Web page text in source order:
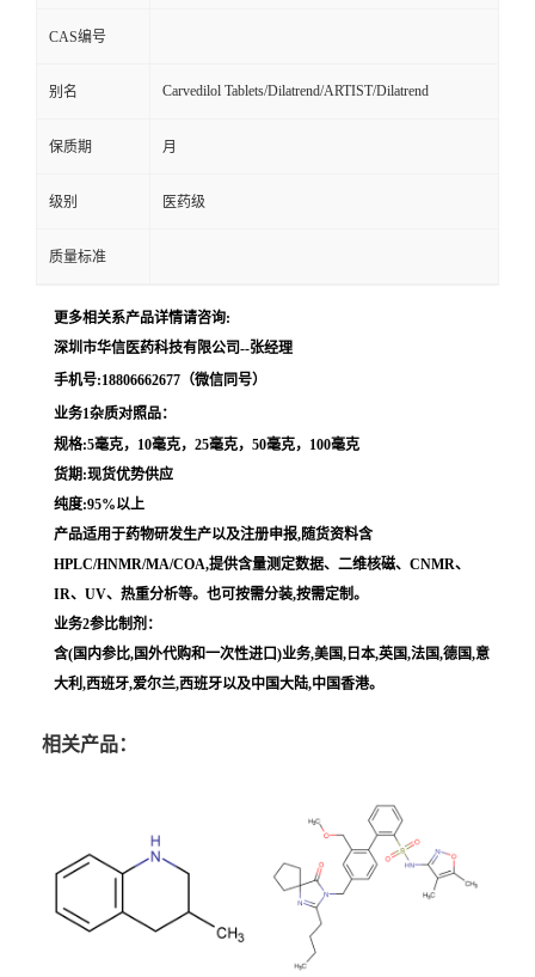
CAS编号
别名 Carvedilol Tablets/Dilatrend/ARTIST/Dilatrend
保质期 月
级别 医药级
质量标准
更多相关系产品详情请咨询:
深圳市华信医药科技有限公司--张经理
手机号:18806662677（微信同号）
业务1杂质对照品：
规格:5毫克，10毫克，25毫克，50毫克，100毫克
货期:现货优势供应
纯度:95%以上
产品适用于药物研发生产以及注册申报,随货资料含
HPLC/HNMR/MA/COA,提供含量测定数据、二维核磁、CNMR、
IR、UV、热重分析等。也可按需分装,按需定制。
业务2参比制剂：
含(国内参比,国外代购和一次性进口)业务,美国,日本,英国,法国,德国,意
大利,西班牙,爱尔兰,西班牙以及中国大陆,中国香港。
相关产品：